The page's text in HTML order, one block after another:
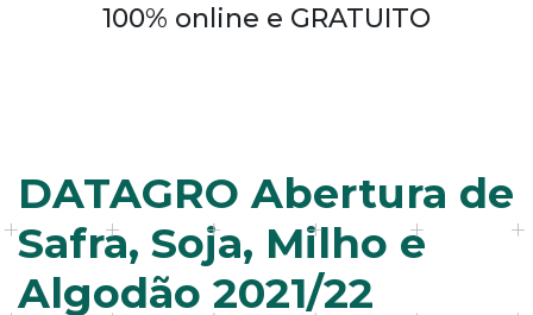
100% online e GRATUITO
DATAGRO Abertura de
Safra, Soja, Milho e
Algodão 2021/22